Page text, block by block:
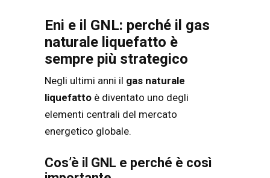
Eni e il GNL: perché il gas
naturale liquefatto è
sempre più strategico
Negli ultimi anni il gas naturale
liquefatto è diventato uno degli
elementi centrali del mercato
energetico globale.
Cos’è il GNL e perché è così